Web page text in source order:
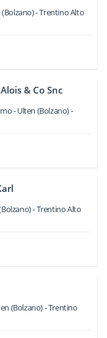
(Bolzano) -Trentino Alto
& Co Snc
- Ulten (Bolzano) -
-Trentino Alto
(Bolzano) -Trentino